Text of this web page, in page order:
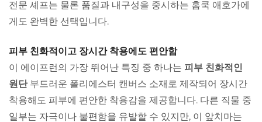
전문 셰프는 물론 품질과 내구성을 중시하는 홈쿡 애호가에
게도 완벽한 선택입니다.
피부 친화적이고 장시간 착용에도 편안함
이 에이프런의 가장 뛰어난 특징 중 하나는 피부 친화적인
원단 부드러운 폴리에스터 캔버스 소재로 제작되어 장시간
착용해도 피부에 편안한 착용감을 제공합니다. 다른 직물 중
일부는 자극이나 불편함을 유발할 수 있지만, 이 앞치마는